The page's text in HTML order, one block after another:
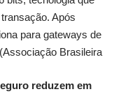
Após
para gateways de
Brasileira
reduzem em